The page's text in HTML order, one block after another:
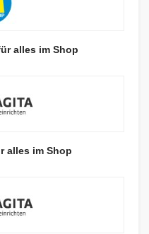
alles im Shop
alles im Shop